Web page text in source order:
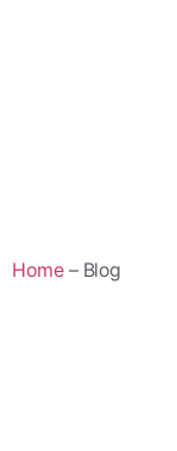
Home– Blog